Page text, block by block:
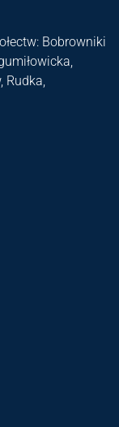
Bobrowniki
Rudka,